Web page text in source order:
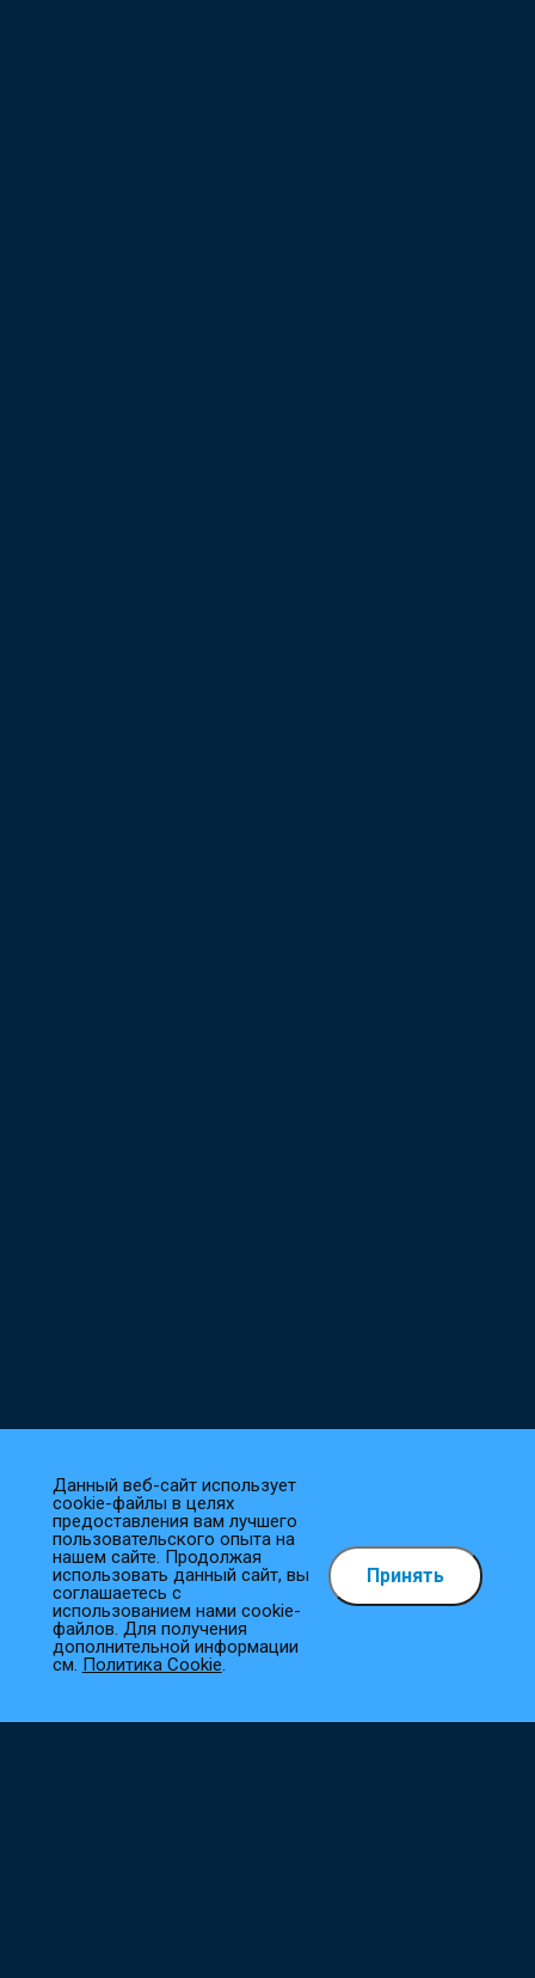
Как сделать заказ?
Выберите товар
Добавьте необходимые товары в корзину.
2 Оформите заказ
Данный веб-сайт использует
cookie-файлы в целях
предоставления вам лучшего
пользовательского опыта на
нашем сайте. Продолжая
использовать данный сайт, вы
соглашаетесь с
использованием нами cookie-
файлов. Для получения
дополнительной информации
см. Политика Cookie.
Принять